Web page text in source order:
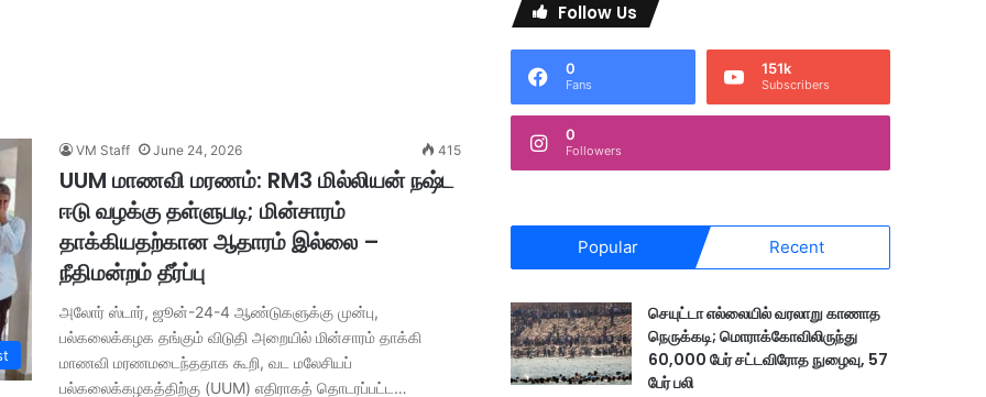
VM Staff June 24, 2026 415
UUM மாணவி மரணம்: RM3 மில்லியன் நஷ்ட
ஈடு வழக்கு தள்ளுபடி; மின்சாரம்
தாக்கியதற்கான ஆதாரம் இல்லை –
நீதிமன்றம் தீர்ப்பு
அலோர் ஸ்டார், ஜூன்-24-4 ஆண்டுகளுக்கு முன்பு,
பல்கலைக்கழக தங்கும் விடுதி அறையில் மின்சாரம் தாக்கி
மாணவி மரணமடைந்ததாக கூறி, வட மலேசியப்
பல்கலைக்கழகத்திற்கு (UUM) எதிராகத் தொடரப்பட்ட…
Follow Us
0
Fans
151k
Subscribers
0
Followers
Popular Recent
செயுட்டா எல்லையில் வரலாறு காணாத
நெருக்கடி; மொராக்கோவிலிருந்து
60,000 பேர் சட்டவிரோத நுழைவு, 57
பேர் பலி